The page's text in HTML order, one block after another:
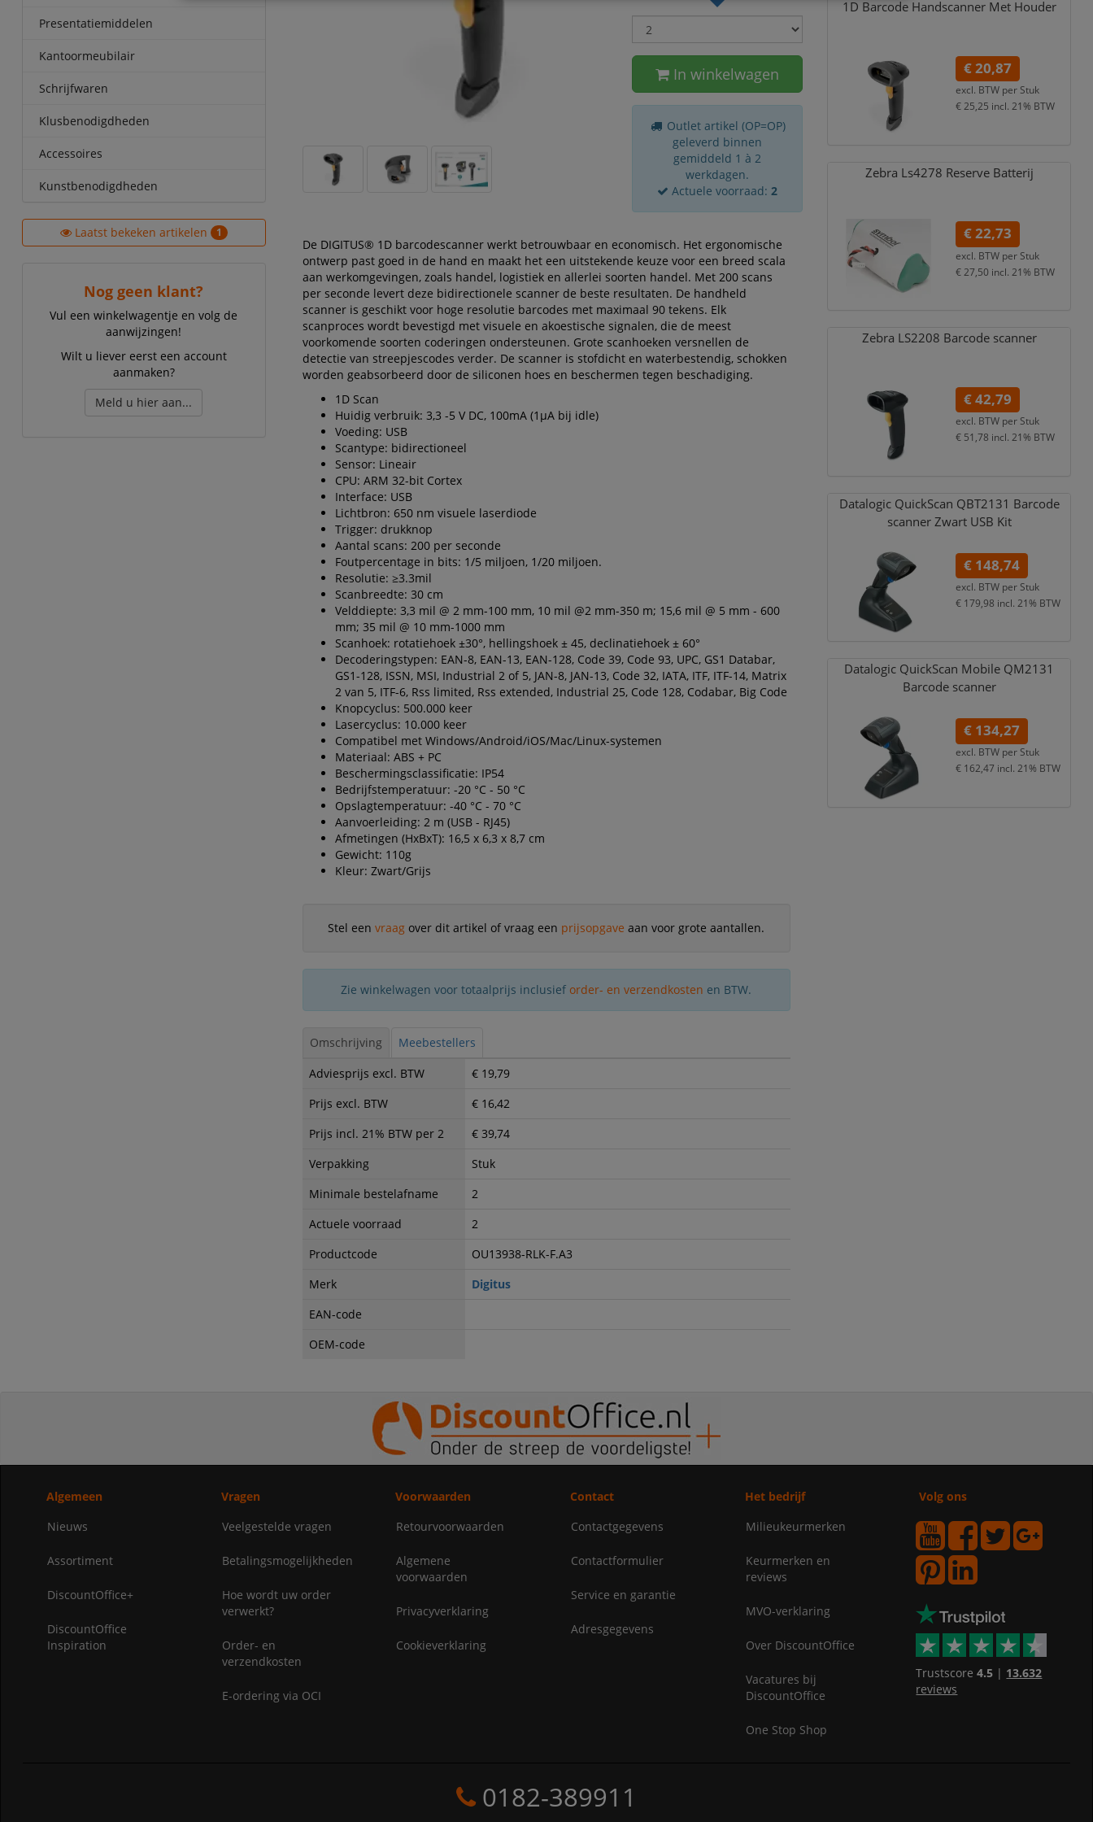
Presentatiemiddelen
Kantoormeubilair
Schrijfwaren
Klusbenodigdheden
Accessoires
Kunstbenodigdheden
Laatst bekeken artikelen 1
Nog geen klant?
Vul een winkelwagentje en volg de
aanwijzingen!
Wilt u liever eerst een account
aanmaken?
Meld u hier aan...
In winkelwagen
Outlet artikel (OP=OP)
geleverd binnen
gemiddeld 1 à 2
werkdagen.
Actuele voorraad: 2
De DIGITUS® 1D barcodescanner werkt betrouwbaar en economisch. Het ergonomische
ontwerp past goed in de hand en maakt het een uitstekende keuze voor een breed scala
aan werkomgevingen, zoals handel, logistiek en allerlei soorten handel. Met 200 scans
per seconde levert deze bidirectionele scanner de beste resultaten. De handheld
scanner is geschikt voor hoge resolutie barcodes met maximaal 90 tekens. Elk
scanproces wordt bevestigd met visuele en akoestische signalen, die de meest
voorkomende soorten coderingen ondersteunen. Grote scanhoeken versnellen de
detectie van streepjescodes verder. De scanner is stofdicht en waterbestendig, schokken
worden geabsorbeerd door de siliconen hoes en beschermen tegen beschadiging.
1D Scan
Huidig verbruik: 3,3 -5 V DC, 100mA (1µA bij idle)
Voeding: USB
Scantype: bidirectioneel
Sensor: Lineair
CPU: ARM 32-bit Cortex
Interface: USB
Lichtbron: 650 nm visuele laserdiode
Trigger: drukknop
Aantal scans: 200 per seconde
Foutpercentage in bits: 1/5 miljoen, 1/20 miljoen.
Resolutie: ≥3.3mil
Scanbreedte: 30 cm
Velddiepte: 3,3 mil @ 2 mm-100 mm, 10 mil @2 mm-350 m; 15,6 mil @ 5 mm - 600
mm; 35 mil @ 10 mm-1000 mm
Scanhoek: rotatiehoek ±30°, hellingshoek ± 45, declinatiehoek ± 60°
Decoderingstypen: EAN-8, EAN-13, EAN-128, Code 39, Code 93, UPC, GS1 Databar,
GS1-128, ISSN, MSI, Industrial 2 of 5, JAN-8, JAN-13, Code 32, IATA, ITF, ITF-14, Matrix
2 van 5, ITF-6, Rss limited, Rss extended, Industrial 25, Code 128, Codabar, Big Code
Knopcyclus: 500.000 keer
Lasercyclus: 10.000 keer
Compatibel met Windows/Android/iOS/Mac/Linux-systemen
Materiaal: ABS + PC
Beschermingsclassificatie: IP54
Bedrijfstemperatuur: -20 °C - 50 °C
Opslagtemperatuur: -40 °C - 70 °C
Aanvoerleiding: 2 m (USB - RJ45)
Afmetingen (HxBxT): 16,5 x 6,3 x 8,7 cm
Gewicht: 110g
Kleur: Zwart/Grijs
Stel eenvraag over dit artikel of vraag een prijsopgave aan voor grote aantallen.
Zie winkelwagen voor totaalprijs inclusief order- en verzendkosten en BTW.
Omschrijving
Meebestellers
Adviesprijs excl. BTW
€ 19,79
Prijs excl. BTW
€ 16,42
Prijs incl. 21% BTW per 2
€ 39,74
Verpakking
Stuk
Minimale bestelafname
2
Actuele voorraad
2
Productcode
OU13938-RLK-F.A3
Merk
Digitus
EAN-code
OEM-code
1D Barcode Handscanner Met Houder
€ 20,87
excl. BTW per Stuk
€ 25,25 incl. 21% BTW
Zebra Ls4278 Reserve Batterij
€ 22,73
excl. BTW per Stuk
€ 27,50 incl. 21% BTW
Zebra LS2208 Barcode scanner
€ 42,79
excl. BTW per Stuk
€ 51,78 incl. 21% BTW
Datalogic QuickScan QBT2131 Barcode
scanner Zwart USB Kit
€ 148,74
excl. BTW per Stuk
€ 179,98 incl. 21% BTW
Datalogic QuickScan Mobile QM2131
Barcode scanner
€ 134,27
excl. BTW per Stuk
€ 162,47 incl. 21% BTW
Algemeen
Nieuws
Assortiment
DiscountOffice+
DiscountOffice
Inspiration
Vragen
Veelgestelde vragen
Betalingsmogelijkheden
Hoe wordt uw order
verwerkt?
Order- en
verzendkosten
E-ordering via OCI
Voorwaarden
Retourvoorwaarden
Algemene
voorwaarden
Privacyverklaring
Cookieverklaring
Contact
Contactgegevens
Contactformulier
Service en garantie
Adresgegevens
Het bedrijf
Milieukeurmerken
Keurmerken en
reviews
MVO-verklaring
Over DiscountOffice
Vacatures bij
DiscountOffice
One Stop Shop
Volg ons
Trustscore4.5 | 13.632
reviews
0182-389911